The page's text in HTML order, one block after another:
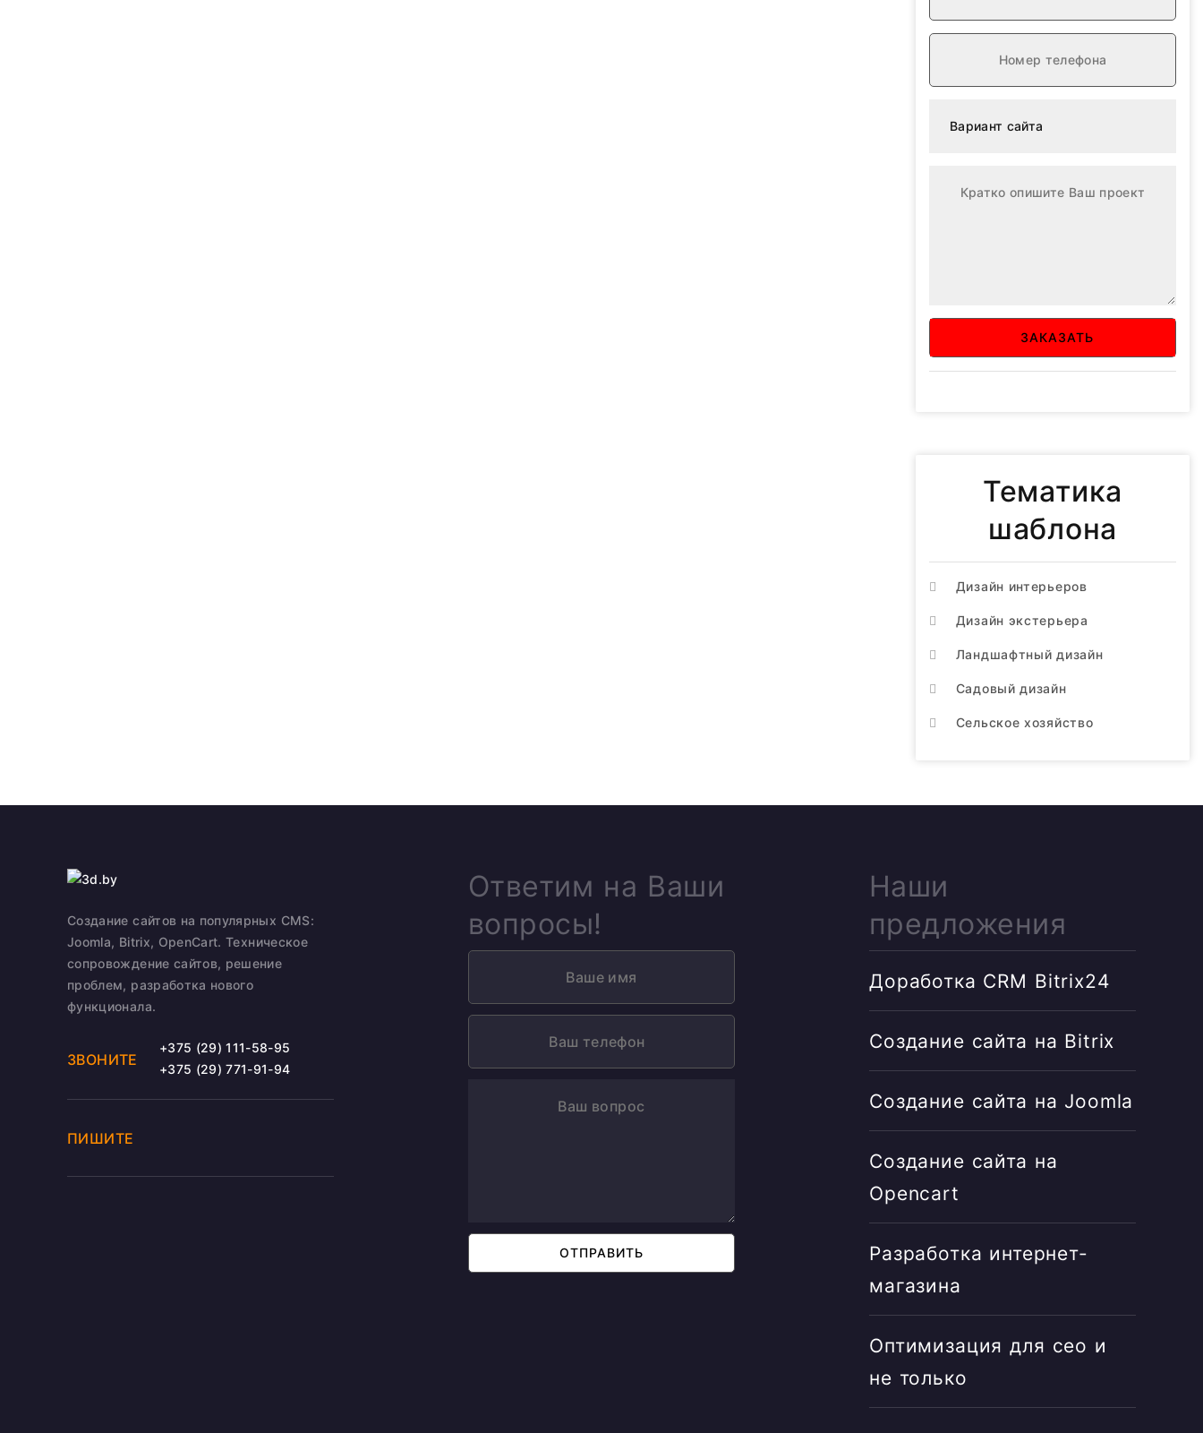
ЗАКАЗАТЬ
Тематика
шаблона
Дизайн интерьеров
Дизайн экстерьера
Ландшафтный дизайн
Садовый дизайн
Сельское хозяйство
Создание сайтов на популярных CMS:
Joomla, Bitrix, OpenCart. Техническое
сопровождение сайтов, решение
проблем, разработка нового
функционала.
ЗВОНИТЕ
+375 (29) 111-58-95
+375 (29) 771-91-94
ПИШИТЕ
Ответим на Ваши
вопросы!
ОТПРАВИТЬ
Наши
предложения
Доработка CRM Bitrix24
Создание сайта на Bitrix
Создание сайта на Joomla
Создание сайта на
Opencart
Разработка интернет-
магазина
Оптимизация для сео и
не только